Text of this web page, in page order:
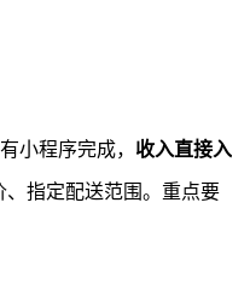
小程序完成， 收入直接入
指定配送范围。重点要